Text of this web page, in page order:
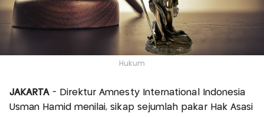
Hukum
JAKARTA- Direktur Amnesty International Indonesia
Usman Hamid menilai, sikap sejumlah pakar Hak Asasi